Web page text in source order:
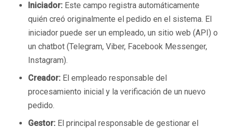
Iniciador: Este campo registra automáticamente
quién creó originalmente el pedido en el sistema. El
iniciador puede ser un empleado, un sitio web (API) o
un chatbot (Telegram, Viber, Facebook Messenger,
Instagram).
Creador: El empleado responsable del
procesamiento inicial y la verificación de un nuevo
pedido.
Gestor: El principal responsable de gestionar el